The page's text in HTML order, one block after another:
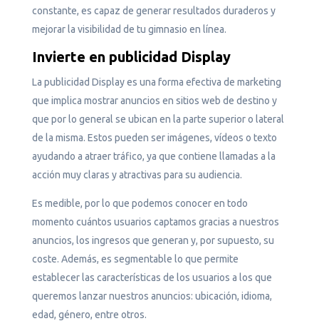
constante, es capaz de generar resultados duraderos y
mejorar la visibilidad de tu gimnasio en línea.
Invierte en publicidad Display
La publicidad Display es una forma efectiva de marketing
que implica mostrar anuncios en sitios web de destino y
que por lo general se ubican en la parte superior o lateral
de la misma. Estos pueden ser imágenes, vídeos o texto
ayudando a atraer tráfico, ya que contiene llamadas a la
acción muy claras y atractivas para su audiencia.
Es medible, por lo que podemos conocer en todo
momento cuántos usuarios captamos gracias a nuestros
anuncios, los ingresos que generan y, por supuesto, su
coste. Además, es segmentable lo que permite
establecer las características de los usuarios a los que
queremos lanzar nuestros anuncios: ubicación, idioma,
edad, género, entre otros.